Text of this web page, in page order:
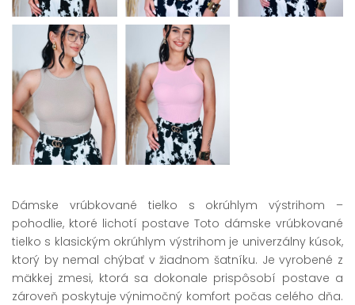
Dámske vrúbkované tielko s okrúhlym výstrihom –
pohodlie, ktoré lichotí postave Toto dámske vrúbkované
tielko s klasickým okrúhlym výstrihom je univerzálny kúsok,
ktorý by nemal chýbať v žiadnom šatníku. Je vyrobené z
mäkkej zmesi, ktorá sa dokonale prispôsobí postave a
zároveň poskytuje výnimočný komfort počas celého dňa.